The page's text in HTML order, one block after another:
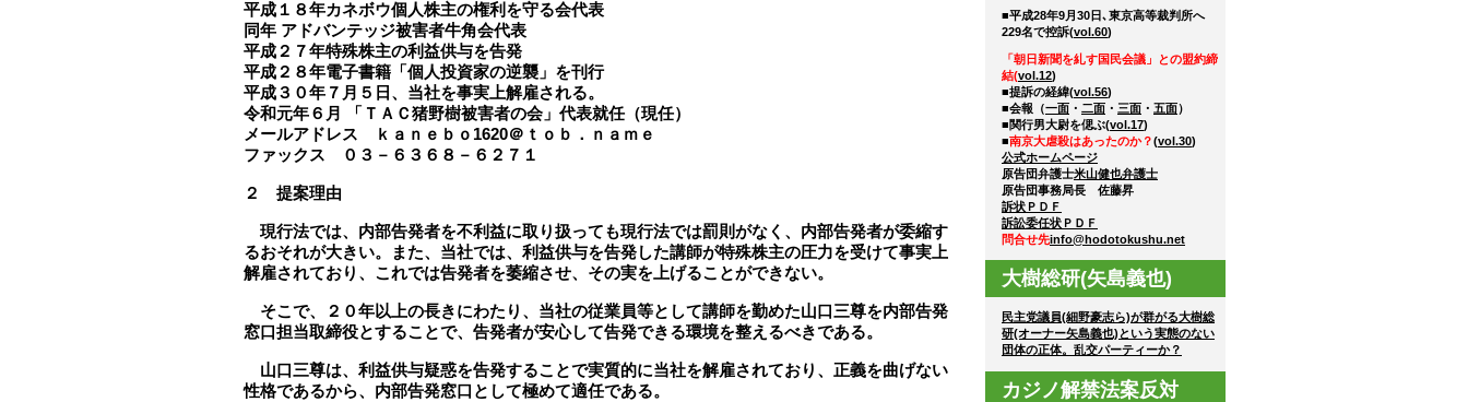
平成１８年カネボウ個人株主の権利を守る会代表
同年 アドバンテッジ被害者牛角会代表
平成２７年特殊株主の利益供与を告発
平成２８年電子書籍「個人投資家の逆襲」を刊行
平成３０年７月５日、当社を事実上解雇される。
令和元年６月 「ＴＡＣ猪野樹被害者の会」代表就任（現任）
メールアドレス ｋａｎｅｂｏ1620＠ｔｏｂ．ｎａｍｅ
ファックス ０３－６３６８－６２７１
２ 提案理由
現行法では、内部告発者を不利益に取り扱っても現行法では罰則がなく、内部告発者が委縮す
るおそれが大きい。また、当社では、利益供与を告発した講師が特殊株主の圧力を受けて事実上
解雇されており、これでは告発者を萎縮させ、その実を上げることができない。
そこで、２０年以上の長きにわたり、当社の従業員等として講師を勤めた山口三尊を内部告発
窓口担当取締役とすることで、告発者が安心して告発できる環境を整えるべきである。
山口三尊は、利益供与疑惑を告発することで実質的に当社を解雇されており、正義を曲げない
性格であるから、内部告発窓口として極めて適任である。
■平成28年9月30日､東京高等裁判所へ
229名で控訴(vol.60)
「朝日新聞を糺す国民会議」との盟約締
結(vol.12)
■提訴の経緯(vol.56)
■会報（一面 ・ 二面 ・ 三面 ・ 五面）
■関行男大尉を偲ぶ(vol.17)
■南京大虐殺はあったのか？(vol.30)
公式ホームページ
原告団弁護士米山健也弁護士
原告団事務局長 佐藤昇
訴状ＰＤＦ
訴訟委任状ＰＤＦ
問合せ先info@hodotokushu.net
大樹総研(矢島義也)
民主党議員(細野豪志ら)が群がる大樹総
研(オーナー矢島義也)という実態のない
団体の正体。乱交パーティーか？
カジノ解禁法案反対